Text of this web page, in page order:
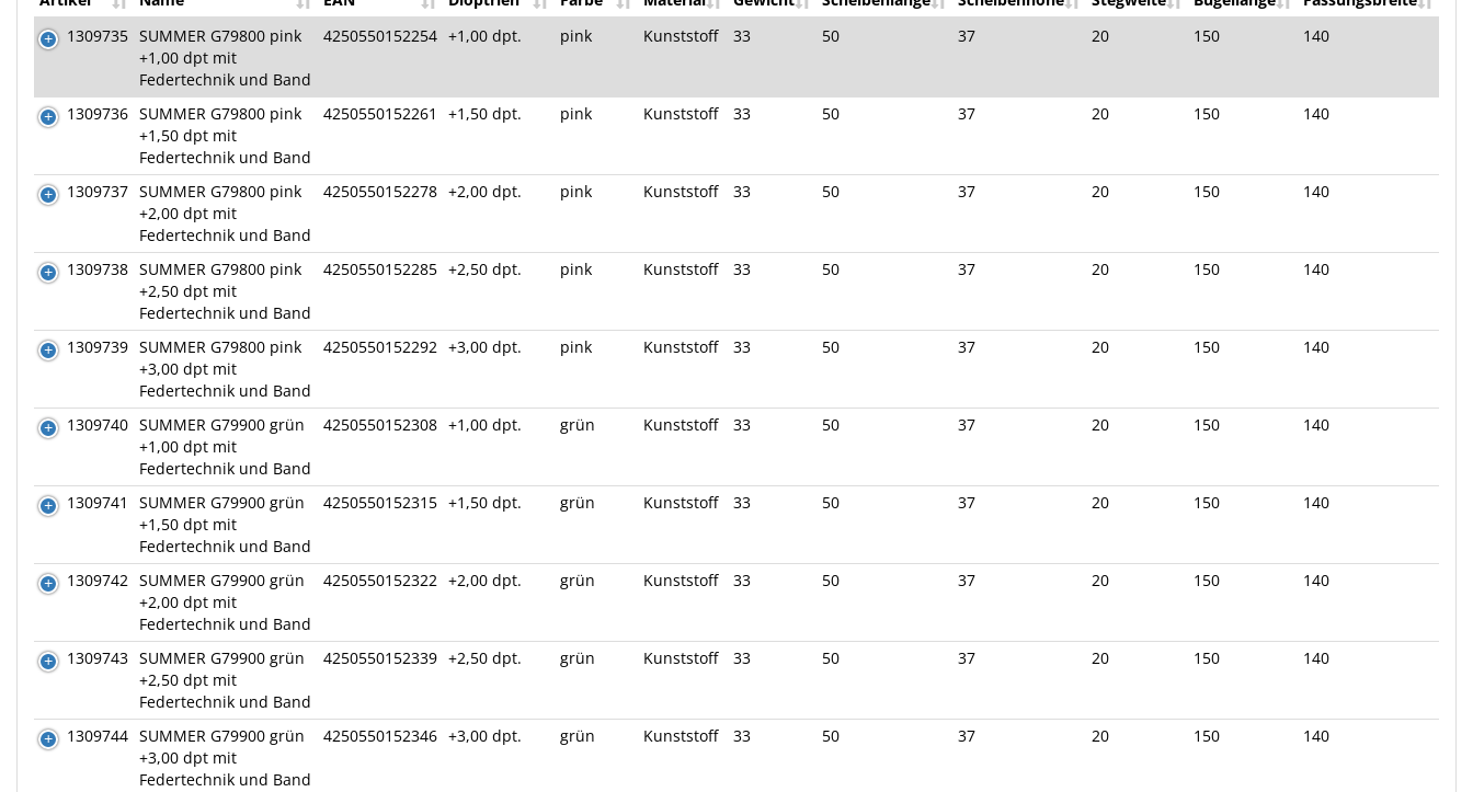
1309735 SUMMER G79800 pink
+1,00 dpt mit
Federtechnik und Band
4250550152254 +1,00 dpt. pink Kunststoff 33 50 37 20 150 140
1309736 SUMMER G79800 pink
+1,50 dpt mit
Federtechnik und Band
4250550152261 +1,50 dpt. pink Kunststoff 33 50 37 20 150 140
1309737 SUMMER G79800 pink
+2,00 dpt mit
Federtechnik und Band
4250550152278 +2,00 dpt. pink Kunststoff 33 50 37 20 150 140
1309738 SUMMER G79800 pink
+2,50 dpt mit
Federtechnik und Band
4250550152285 +2,50 dpt. pink Kunststoff 33 50 37 20 150 140
1309739 SUMMER G79800 pink
+3,00 dpt mit
Federtechnik und Band
4250550152292 +3,00 dpt. pink Kunststoff 33 50 37 20 150 140
1309740 SUMMER G79900 grün
+1,00 dpt mit
Federtechnik und Band
4250550152308 +1,00 dpt. grün Kunststoff 33 50 37 20 150 140
1309741
SUMMER G79900 grün
+1,50 dpt mit
Federtechnik und Band
4250550152315 +1,50 dpt. grün Kunststoff 33 50 37 20 150 140
1309742 SUMMER G79900 grün
+2,00 dpt mit
Federtechnik und Band
4250550152322 +2,00 dpt. grün Kunststoff 33 50 37 20 150 140
1309743 SUMMER G79900 grün
+2,50 dpt mit
Federtechnik und Band
4250550152339 +2,50 dpt. grün Kunststoff 33 50 37 20 150 140
1309744 SUMMER G79900 grün
+3,00 dpt mit
Federtechnik und Band
4250550152346 +3,00 dpt. grün Kunststoff 33 50 37 20 150 140